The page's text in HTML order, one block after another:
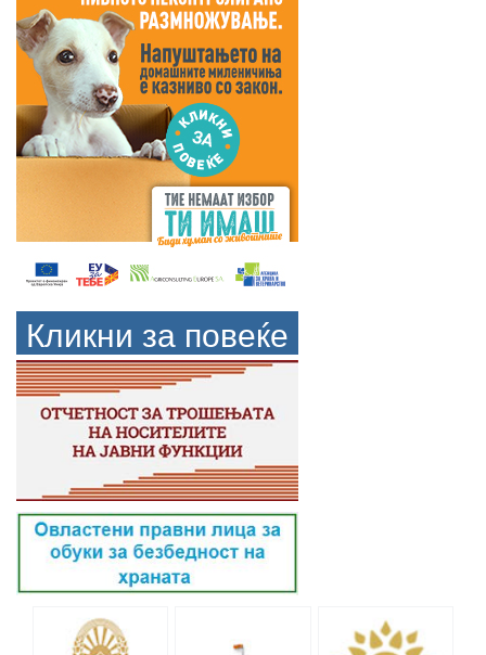
Кликни за повеќе